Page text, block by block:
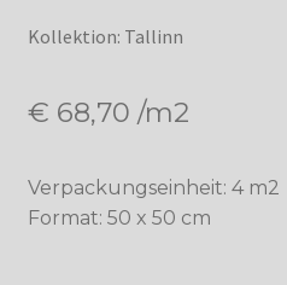
Kollektion: Tallinn
€ 68,70 /m2
Verpackungseinheit: 4 m2
Format: 50 x 50 cm